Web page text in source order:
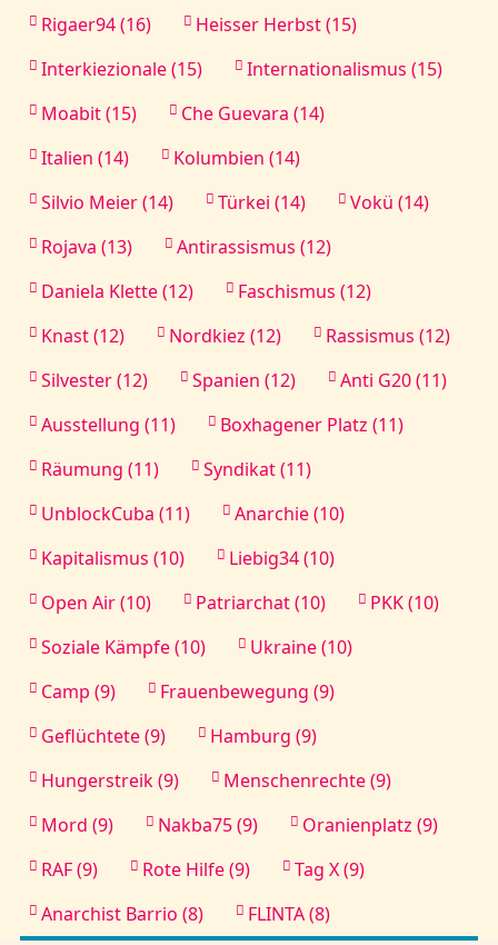
Rigaer94 (16)
Heisser Herbst (15)
Interkiezionale (15)
Internationalismus (15)
Moabit (15)
Che Guevara (14)
Italien (14)
Kolumbien (14)
Silvio Meier (14)
Türkei (14)
Vokü (14)
Rojava (13)
Antirassismus (12)
Daniela Klette (12)
Faschismus (12)
Knast (12)
Nordkiez (12)
Rassismus (12)
Silvester (12)
Spanien (12)
Anti G20 (11)
Ausstellung (11)
Boxhagener Platz (11)
Räumung (11)
Syndikat (11)
UnblockCuba (11)
Anarchie (10)
Kapitalismus (10)
Liebig34 (10)
Open Air (10)
Patriarchat (10)
PKK (10)
Soziale Kämpfe (10)
Ukraine (10)
Camp (9)
Frauenbewegung (9)
Geflüchtete (9)
Hamburg (9)
Hungerstreik (9)
Menschenrechte (9)
Mord (9)
Nakba75 (9)
Oranienplatz (9)
RAF (9)
Rote Hilfe (9)
Tag X (9)
Anarchist Barrio (8)
FLINTA (8)